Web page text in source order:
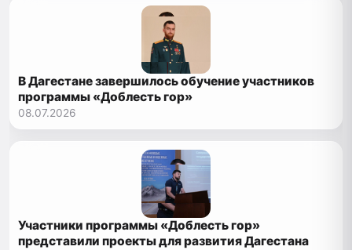
В Дагестане завершилось обучение участников
программы «Доблесть гор»
08.07.2026
Участники программы «Доблесть гор»
представили проекты для развития Дагестана